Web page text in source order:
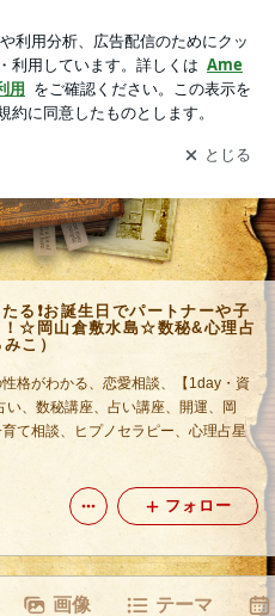
島☆数秘&心理占星術師 LUM
の更新通知
を受け取りまし
開く
る❗お誕生日でパートナーや子
！☆岡山倉敷水島☆数秘&心理占
こ）
格がわかる、恋愛相談、【1day・資
、数秘講座、占い講座、開運、岡
て相談、ヒプノセラピー、心理占星
フォロー
画像 テーマ